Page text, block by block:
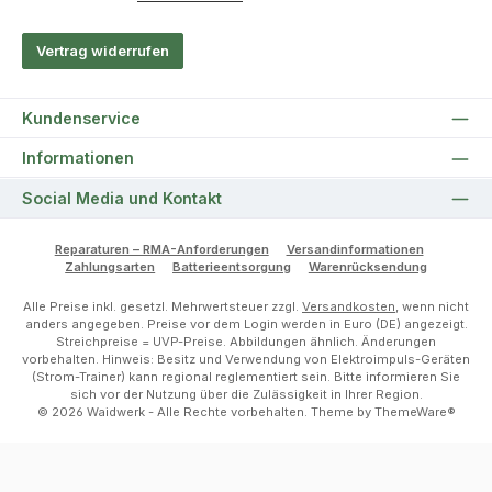
Vertrag widerrufen
Kundenservice
Informationen
Social Media und Kontakt
Reparaturen – RMA-Anforderungen
Versandinformationen
Zahlungsarten
Batterieentsorgung Warenrücksendung
Alle Preise inkl. gesetzl. Mehrwertsteuer zzgl. Versandkosten, wenn nicht
anders angegeben. Preise vor dem Login werden in Euro (DE) angezeigt.
Streichpreise = UVP-Preise. Abbildungen ähnlich. Änderungen
vorbehalten. Hinweis: Besitz und Verwendung von Elektroimpuls-Geräten
(Strom-Trainer) kann regional reglementiert sein. Bitte informieren Sie
sich vor der Nutzung über die Zulässigkeit in Ihrer Region.
© 2026 Waidwerk - Alle Rechte vorbehalten. Theme by ThemeWare®